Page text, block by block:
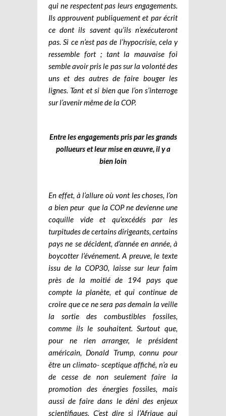
qui ne respectent pas leurs engagements.
Ils approuvent publiquement et par écrit
ce dont ils savent qu’ils n’exécuteront
pas. Si ce n’est pas de l’hypocrisie, cela y
ressemble fort ; tant la mauvaise foi
semble avoir pris le pas sur la volonté des
uns et des autres de faire bouger les
lignes. Tant et si bien que l’on s’interroge
sur l’avenir même de la COP.
Entre les engagements pris par les grands
pollueurs et leur mise en œuvre, il y a
bien loin
En effet, à l’allure où vont les choses, l’on
a bien peur que la COP ne devienne une
coquille vide et qu’excédés par les
turpitudes de certains dirigeants, certains
pays ne se décident, d’année en année, à
boycotter l’événement. A preuve, le texte
issu de la COP30, laisse sur leur faim
près de la moitié de 194 pays que
compte la planète, et qui continue de
croire que ce ne sera pas demain la veille
la sortie des combustibles fossiles,
comme ils le souhaitent. Surtout que,
pour ne rien arranger, le président
américain, Donald Trump, connu pour
être un climato- sceptique affiché, n’a eu
de cesse de non seulement faire la
promotion des énergies fossiles, mais
aussi de faire dans le déni des enjeux
scientifiques. C’est dire si l’Afrique qui